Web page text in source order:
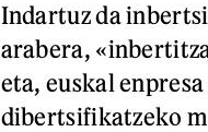
Indartuz da
arabera,
eta, euskal
dibertsifikatzeko